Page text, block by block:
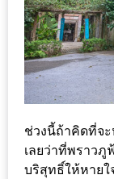
มา
ลอง
ถนน
คน
เดิน
วัน
อาทิตย์
ท่าแพ
ช่วงนี้ถ้าคิดที่จ
เลยว่าที่พราว
บริสุทธิ์ให้หายใ